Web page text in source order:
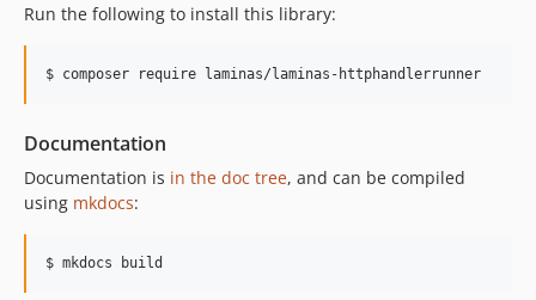
Run the following to install this library:
$ composer require laminas/laminas-httphandlerrunner
Documentation
Documentation is in the doc tree, and can be compiled
using mkdocs:
$ mkdocs build